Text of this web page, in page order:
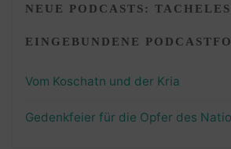
NEUE PODCASTS:
EINGEBUNDENE
Vom Koschatn und der Kria
Gedenkfeier für die Opfer des